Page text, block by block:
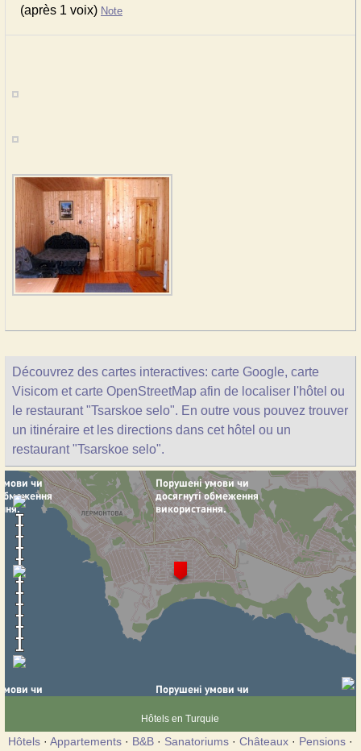
(après 1 voix) Note
Découvrez des cartes interactives: carte Google, carte
Visicom et carte OpenStreetMap afin de localiser l'hôtel ou
le restaurant "Tsarskoe selo". En outre vous pouvez trouver
un itinéraire et les directions dans cet hôtel ou un
restaurant "Tsarskoe selo".
Hôtels en Turquie
Hôtels · Appartements · B&B · Sanatoriums · Châteaux · Pensions ·